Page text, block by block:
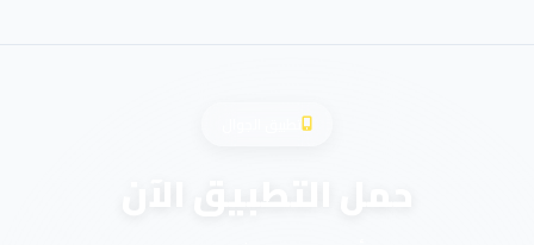
حمل التطبيق الآن